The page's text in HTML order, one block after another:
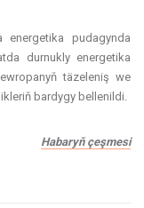
energetika pudagynda
durnukly energetika
täzeleniş we
bardygy bellenildi.
Habaryň çeşmesi